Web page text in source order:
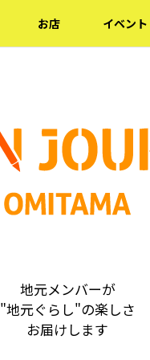
お店 イベント
地元メンバーが
"地元ぐらし"の楽しさ
お届けします